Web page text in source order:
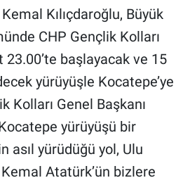
Kılıçdaroğlu, Büyük
CHP Gençlik Kolları
başlayacak ve 15
yürüyüşle Kocatepe’ye
Kolları Genel Başkanı
yürüyüşü bir
asıl yürüdüğü yol, Ulu
Atatürk’ün bizlere